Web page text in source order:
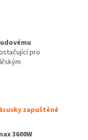
pro
zapuštěné
3600W